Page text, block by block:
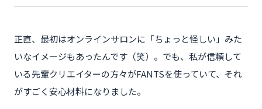
正直、最初はオンラインサロンに「ちょっと怪しい」みた
いなイメージもあったんです（笑）。でも、私が信頼して
いる先輩クリエイターの方々がFANTSを使っていて、それ
がすごく安心材料になりました。